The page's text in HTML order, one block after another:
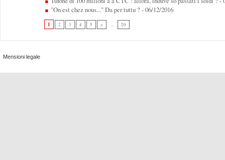
"On est chez nous..." Da per tuttu ?- 06/12/2016
1 2 3 4 5 » ... 20
Mensioni legale